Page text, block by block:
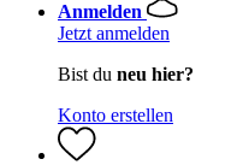
Anmelden
Jetzt anmelden
Bist du neu hier?
Konto erstellen